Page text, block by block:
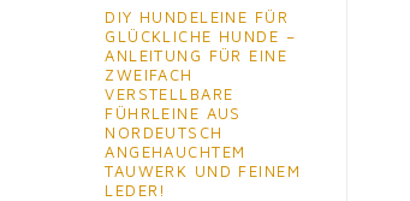
DIY HUNDELEINE FÜR
GLÜCKLICHE HUNDE –
ANLEITUNG FÜR EINE
ZWEIFACH
VERSTELLBARE
FÜHRLEINE AUS
NORDEUTSCH
ANGEHAUCHTEM
TAUWERK UND FEINEM
LEDER!